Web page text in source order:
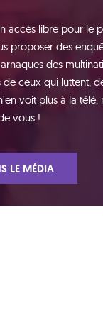
accès libre pour le
proposer des
des
ceux qui luttent,
voit plus à la télé,
vous !
LE MÉDIA